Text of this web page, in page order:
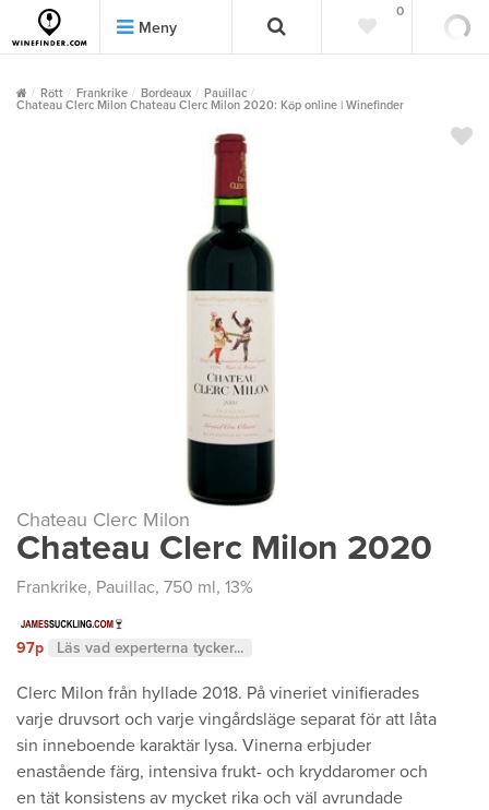
Meny
0
Rött Frankrike Bordeaux
Pauillac
Chateau Clerc Milon Chateau Clerc Milon 2020: Köp online | Winefinder
Chateau Clerc Milon
Chateau Clerc Milon 2020
Frankrike, Pauillac, 750 ml, 13%
97p Läs vad experterna tycker...
Clerc Milon från hyllade 2018. På vineriet vinifierades
varje druvsort och varje vingårdsläge separat för att låta
sin inneboende karaktär lysa. Vinerna erbjuder
enastående färg, intensiva frukt- och kryddaromer och
en tät konsistens av mycket rika och väl avrundade
""